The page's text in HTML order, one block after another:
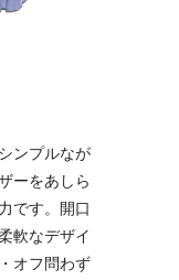
ンプルなが
ーをあしら
です。開口
軟なデザイ
オフ問わず